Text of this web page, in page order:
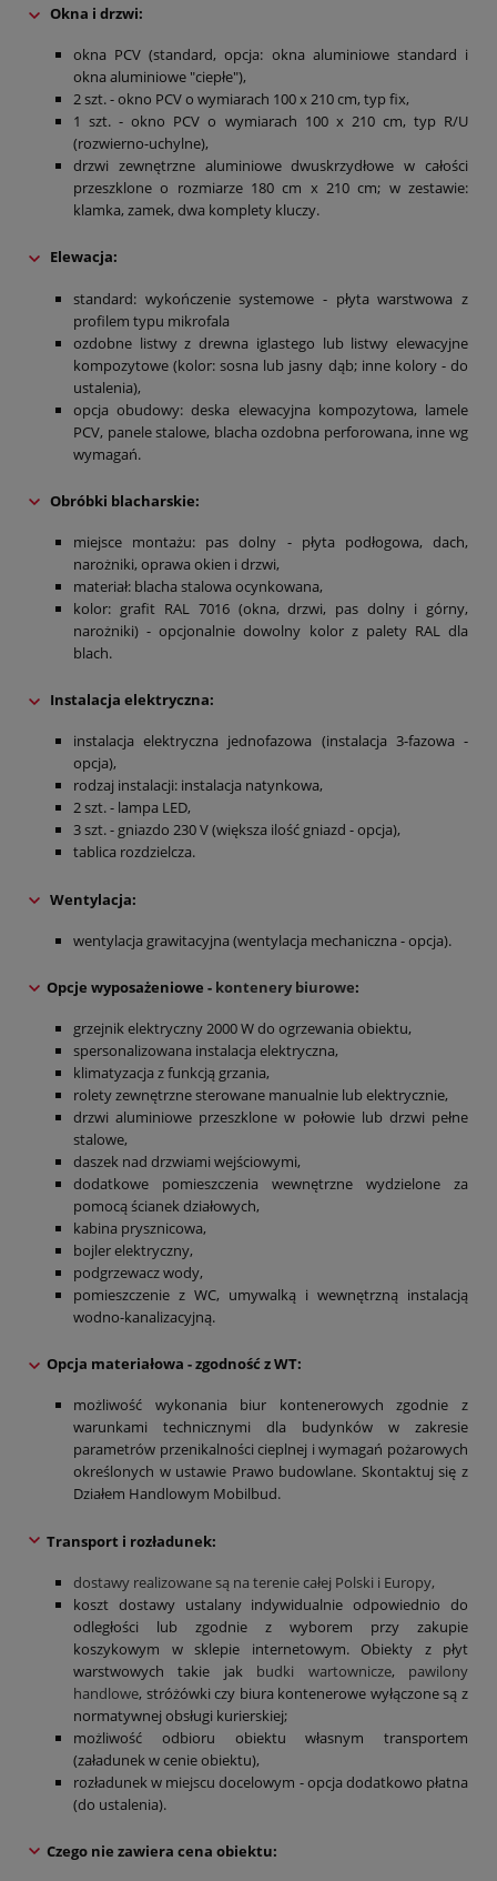
Okna i drzwi:
okna PCV (standard, opcja: okna aluminiowe standard i
okna aluminiowe "ciepłe"),
2 szt. - okno PCV o wymiarach 100 x 210 cm, typ fix,
1 szt. - okno PCV o wymiarach 100 x 210 cm, typ R/U
(rozwierno-uchylne),
drzwi zewnętrzne aluminiowe dwuskrzydłowe w całości
przeszklone o rozmiarze 180 cm x 210 cm; w zestawie:
klamka, zamek, dwa komplety kluczy.
Elewacja:
standard: wykończenie systemowe - płyta warstwowa z
profilem typu mikrofala
ozdobne listwy z drewna iglastego lub listwy elewacyjne
kompozytowe (kolor: sosna lub jasny dąb; inne kolory - do
ustalenia),
opcja obudowy: deska elewacyjna kompozytowa, lamele
PCV, panele stalowe, blacha ozdobna perforowana, inne wg
wymagań.
Obróbki blacharskie:
miejsce montażu: pas dolny - płyta podłogowa, dach,
narożniki, oprawa okien i drzwi,
materiał: blacha stalowa ocynkowana,
kolor: grafit RAL 7016 (okna, drzwi, pas dolny i górny,
narożniki) - opcjonalnie dowolny kolor z palety RAL dla
blach.
Instalacja elektryczna:
instalacja elektryczna jednofazowa (instalacja 3-fazowa -
opcja),
rodzaj instalacji: instalacja natynkowa,
2 szt. - lampa LED,
3 szt. - gniazdo 230 V (większa ilość gniazd - opcja),
tablica rozdzielcza.
Wentylacja:
wentylacja grawitacyjna (wentylacja mechaniczna - opcja).
Opcje wyposażeniowe - kontenery biurowe:
grzejnik elektryczny 2000 W do ogrzewania obiektu,
spersonalizowana instalacja elektryczna,
klimatyzacja z funkcją grzania,
rolety zewnętrzne sterowane manualnie lub elektrycznie,
drzwi aluminiowe przeszklone w połowie lub drzwi pełne
stalowe,
daszek nad drzwiami wejściowymi,
dodatkowe pomieszczenia wewnętrzne wydzielone za
pomocą ścianek działowych,
kabina prysznicowa,
bojler elektryczny,
podgrzewacz wody,
pomieszczenie z WC, umywalką i wewnętrzną instalacją
wodno-kanalizacyjną.
Opcja materiałowa - zgodność z WT:
możliwość wykonania biur kontenerowych zgodnie z
warunkami technicznymi dla budynków w zakresie
parametrów przenikalności cieplnej i wymagań pożarowych
określonych w ustawie Prawo budowlane. Skontaktuj się z
Działem Handlowym Mobilbud.
Transport i rozładunek:
dostawy realizowane są na terenie całej Polski i Europy,
koszt dostawy ustalany indywidualnie odpowiednio do
odległości lub zgodnie z wyborem przy zakupie
koszykowym w sklepie internetowym. Obiekty z płyt
warstwowych takie jak budki wartownicze, pawilony
handlowe, stróżówki czy biura kontenerowe wyłączone są z
normatywnej obsługi kurierskiej;
możliwość odbioru obiektu własnym transportem
(załadunek w cenie obiektu),
rozładunek w miejscu docelowym - opcja dodatkowo płatna
(do ustalenia).
Czego nie zawiera cena obiektu: